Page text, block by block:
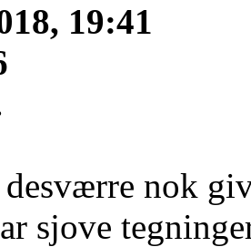
19:41
desværre nok
sjove